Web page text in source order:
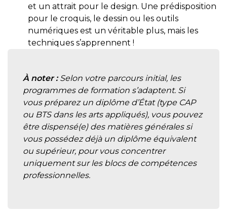
et un attrait pour le design. Une prédisposition
pour le croquis, le dessin ou les outils
numériques est un véritable plus, mais les
techniques s’apprennent !
À noter :Selon votre parcours initial, les
programmes de formation s’adaptent. Si
vous préparez un diplôme d’État (type CAP
ou BTS dans les arts appliqués), vous pouvez
être dispensé(e) des matières générales si
vous possédez déjà un diplôme équivalent
ou supérieur, pour vous concentrer
uniquement sur les blocs de compétences
professionnelles.